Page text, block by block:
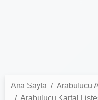
Ana Sayfa
Arabulucu
Arabulucu Kartal